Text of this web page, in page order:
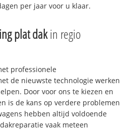
per jaar voor u klaar.
plat dakin regio
professionele
de nieuwste technologie werken
Door voor ons te kiezen en
is de kans op verdere problemen
hebben altijd voldoende
vaak meteen